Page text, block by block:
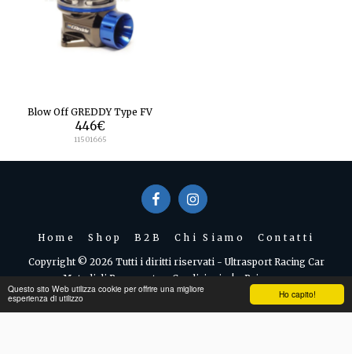
Ho capito!
Questo sito Web utilizza cookie per offrire una migliore
esperienza di utilizzo
Blow Off GREDDY Type FV
446€
11501665
Home Shop B2B Chi Siamo Contatti
Copyright © 2026 Tutti i diritti riservati - Ultrasport Racing Car
Metodi di Pagamento e Condizioni|Privacy